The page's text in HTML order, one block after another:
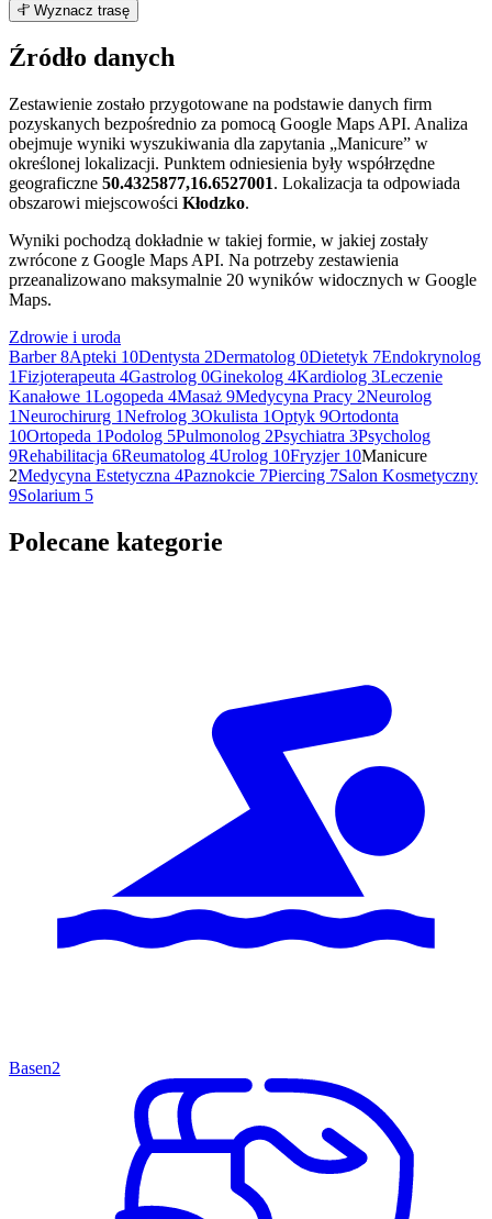
+
−
Wyznacz trasę
Źródło danych
Zestawienie zostało przygotowane na podstawie danych firm
pozyskanych bezpośrednio za pomocą Google Maps API. Analiza
obejmuje wyniki wyszukiwania dla zapytania „Manicure” w
określonej lokalizacji. Punktem odniesienia były współrzędne
geograficzne 50.4325877,16.6527001. Lokalizacja ta odpowiada
obszarowi miejscowości Kłodzko.
Wyniki pochodzą dokładnie w takiej formie, w jakiej zostały
zwrócone z Google Maps API. Na potrzeby zestawienia
przeanalizowano maksymalnie 20 wyników widocznych w Google
Maps.
Zdrowie i uroda
Barber8Apteki 10Dentysta 2Dermatolog 0Dietetyk 7Endokrynolog
1Fizjoterapeuta 4Gastrolog 0Ginekolog 4Kardiolog 3Leczenie
Kanałowe 1Logopeda 4Masaż 9Medycyna Pracy 2Neurolog
1Neurochirurg 1Nefrolog 3Okulista 1Optyk 9Ortodonta
10Ortopeda 1Podolog 5Pulmonolog 2Psychiatra 3Psycholog
9Rehabilitacja 6Reumatolog 4Urolog 10Fryzjer 10Manicure
2Medycyna Estetyczna 4Paznokcie 7Piercing 7Salon Kosmetyczny
9Solarium 5
Polecane kategorie
Basen2